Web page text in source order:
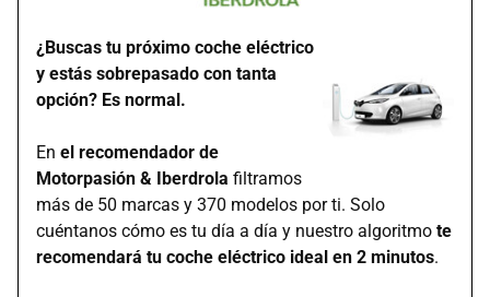
¿Buscas tu próximo coche eléctrico
y estás sobrepasado con tanta
opción? Es normal.
En el recomendador de
Motorpasión & Iberdrola filtramos
más de 50 marcas y 370 modelos por ti. Solo
cuéntanos cómo es tu día a día y nuestro algoritmo te
recomendará tu coche eléctrico ideal en 2 minutos.